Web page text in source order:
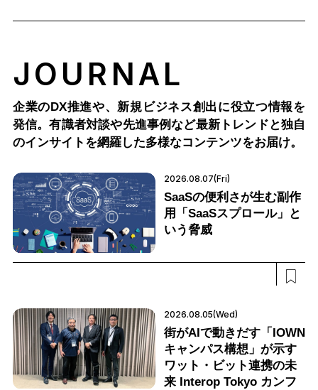
JOURNAL
企業のDX推進や、新規ビジネス創出に役立つ情報を
発信。有識者対談や先進事例など最新トレンドと独自
のインサイトを網羅した多様なコンテンツをお届け。
2026.08.07(Fri)
SaaSの便利さが生む副作
用「SaaSスプロール」と
いう脅威
2026.08.05(Wed)
街がAIで動きだす「IOWN
キャンパス構想」が示す
ワット・ビット連携の未
来 Interop Tokyo カンフ